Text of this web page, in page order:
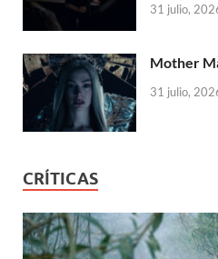
31 julio,
Mother
31 julio,
CRÍTICAS